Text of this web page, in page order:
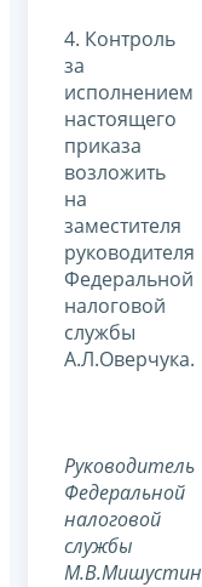
4. Контроль
за
исполнением
настоящего
приказа
возложить
на
заместителя
руководителя
Федеральной
налоговой
службы
А.Л.Оверчука.
Руководитель
Федеральной
налоговой
службы
М.В.Мишустин